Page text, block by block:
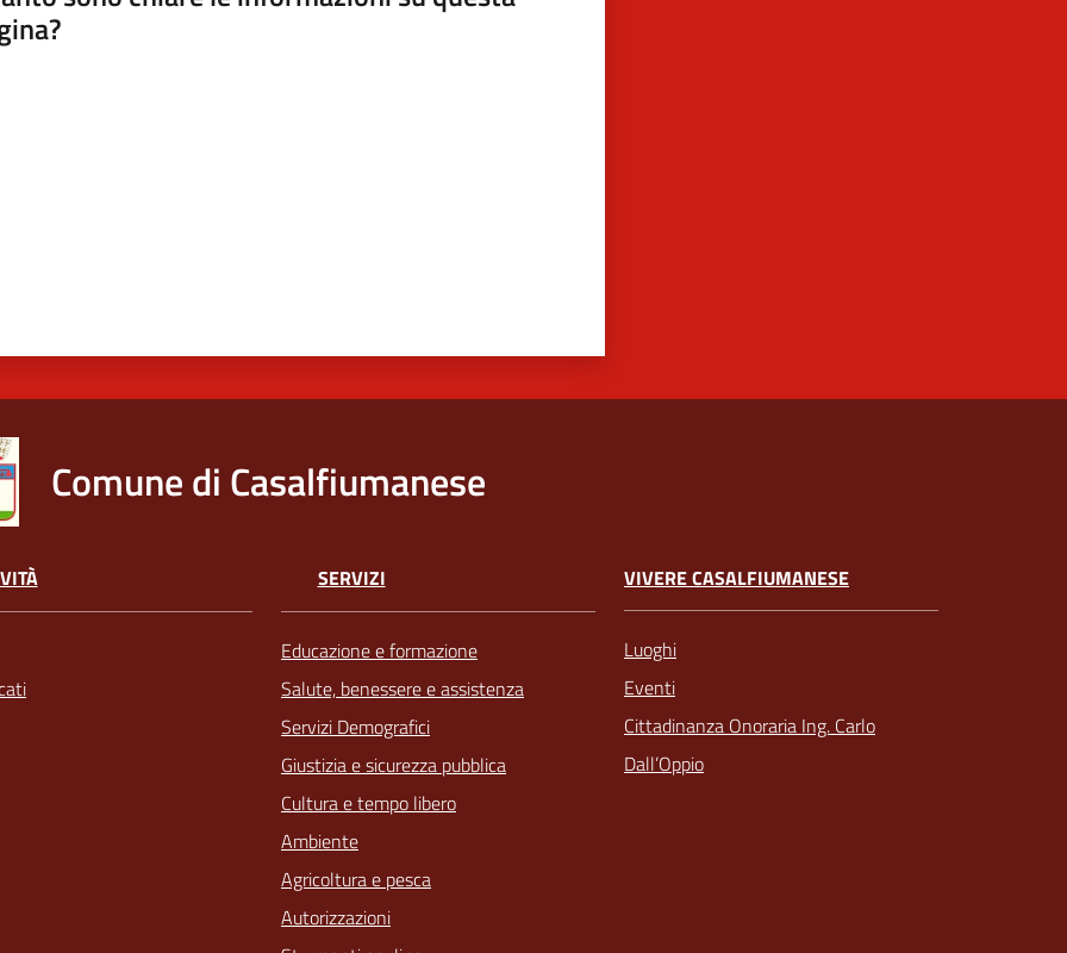
Comune di Casalfiumanese
SERVIZI
Educazione e formazione
Salute, benessere e assistenza
Servizi Demografici
Giustizia e sicurezza pubblica
Cultura e tempo libero
Ambiente
Agricoltura e pesca
Autorizzazioni
VIVERE CASALFIUMANESE
Luoghi
Eventi
Cittadinanza Onoraria Ing. Carlo
Dall’Oppio